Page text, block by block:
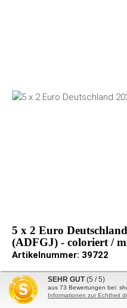
5 x 2 Euro
(ADFGJ) - coloriert /
Artikelnummer: 39722
5 x 2 Euro Deutschland
Motiv: 35 Jahre Einheit
stilvoll nachträglich mit
SEHR GUT (5 / 5)
aus 73 Bewertungen bei:
Informationen zur Echtheit